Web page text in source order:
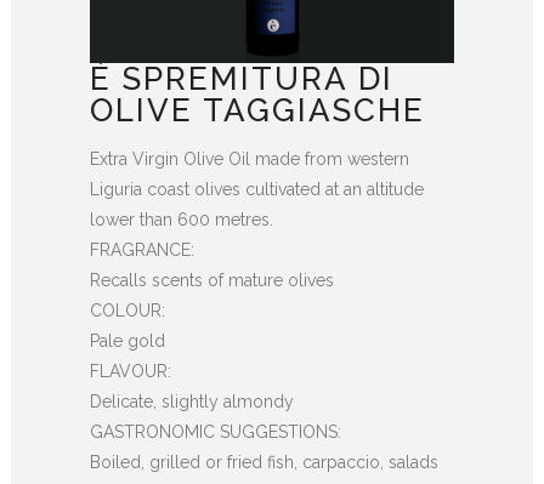
É SPREMITURA DI
OLIVE TAGGIASCHE
Extra Virgin Olive Oil made from western
Liguria coast olives cultivated at an altitude
lower than 600 metres.
FRAGRANCE:
Recalls scents of mature olives
COLOUR:
Pale gold
FLAVOUR:
Delicate, slightly almondy
GASTRONOMIC SUGGESTIONS:
Boiled, grilled or fried fish, carpaccio, salads